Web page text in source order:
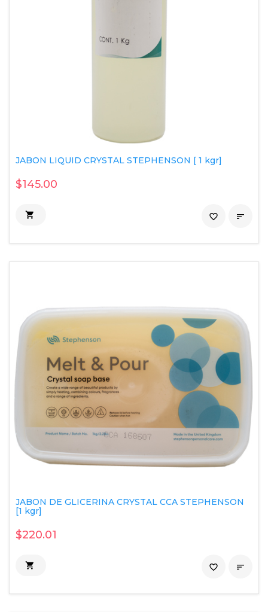
JABON LIQUID CRYSTAL STEPHENSON [ 1 kgr]
$145.00
 
favorite_border
JABON DE GLICERINA CRYSTAL CCA STEPHENSON
[1 kgr]
$220.01
 
favorite_border